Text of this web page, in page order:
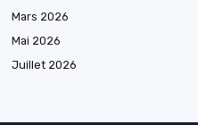
Mars 2026
Mai 2026
Juillet 2026